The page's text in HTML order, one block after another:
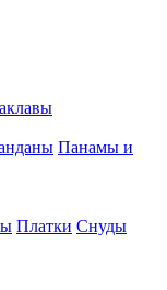
Панамы и
Платки Снуды